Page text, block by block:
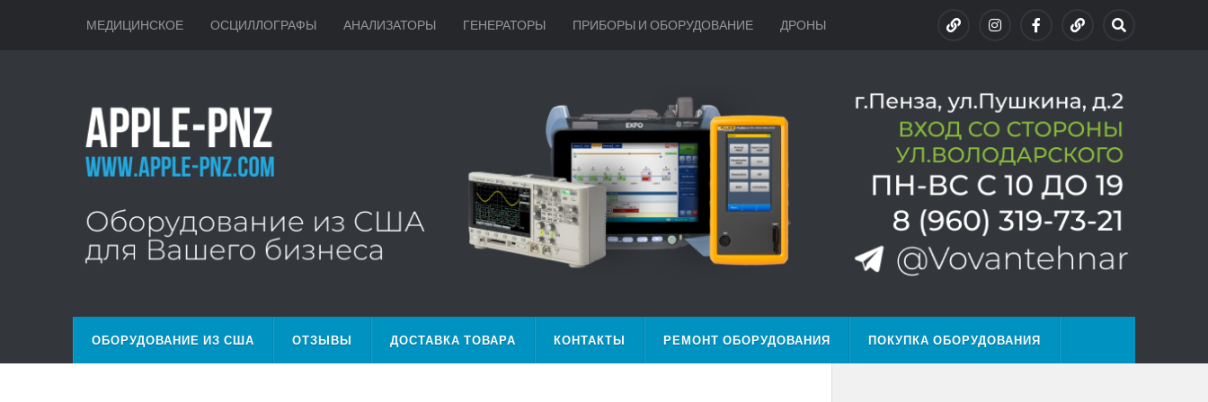
МЕДИЦИНСКОЕ ОСЦИЛЛОГРАФЫ АНАЛИЗАТОРЫ ГЕНЕРАТОРЫ ПРИБОРЫ И ОБОРУДОВАНИЕ ДРОНЫ
ОБОРУДОВАНИЕ ИЗ США ОТЗЫВЫ ДОСТАВКА ТОВАРА КОНТАКТЫ РЕМОНТ ОБОРУДОВАНИЯ ПОКУПКА ОБОРУДОВАНИЯ